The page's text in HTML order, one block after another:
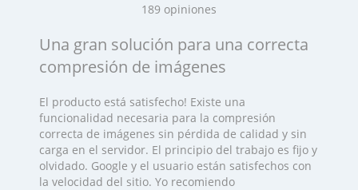
189 opiniones
Una gran solución para una correcta
compresión de imágenes
El producto está satisfecho! Existe una
funcionalidad necesaria para la compresión
correcta de imágenes sin pérdida de calidad y sin
carga en el servidor. El principio del trabajo es fijo y
olvidado. Google y el usuario están satisfechos con
la velocidad del sitio. Yo recomiendo